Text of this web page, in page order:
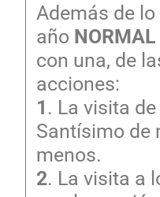
Además de lo
año NORMAL
con una, de
acciones:
1. La visita
Santísimo de
menos.
2. La visita a